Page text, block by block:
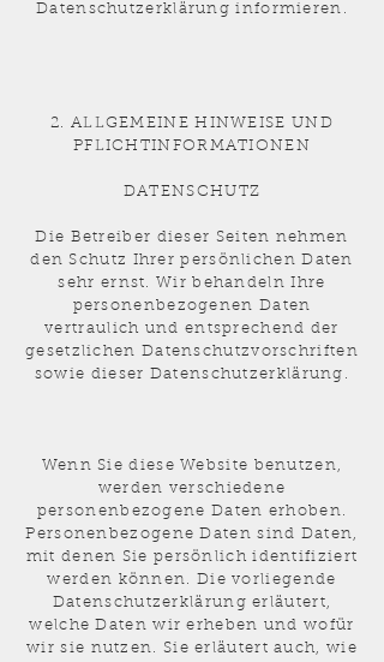
Datenschutzerklärung informieren.
2. ALLGEMEINE HINWEISE UND
PFLICHTINFORMATIONEN
DATENSCHUTZ
Die Betreiber dieser Seiten nehmen
den Schutz Ihrer persönlichen Daten
sehr ernst. Wir behandeln Ihre
personenbezogenen Daten
vertraulich und entsprechend der
gesetzlichen Datenschutzvorschriften
sowie dieser Datenschutzerklärung.
Wenn Sie diese Website benutzen,
werden verschiedene
personenbezogene Daten erhoben.
Personenbezogene Daten sind Daten,
mit denen Sie persönlich identifiziert
werden können. Die vorliegende
Datenschutzerklärung erläutert,
welche Daten wir erheben und wofür
wir sie nutzen. Sie erläutert auch, wie